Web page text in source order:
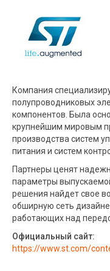
Новости
Контакты
Компания
полупроводниковых
компонентов. Была
крупнейшим мировым
производства систем
питания и систем
Партнеры ценят
параметры
решения найдет свое
обширную сеть
работающих над
Официальный сайт:
https://www.st.com/